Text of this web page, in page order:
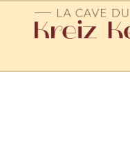
principal